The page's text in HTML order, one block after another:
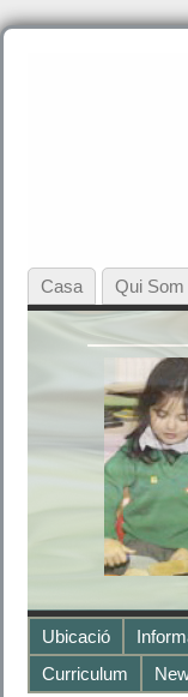
Casa Qui Som
Ubicació
Curriculum